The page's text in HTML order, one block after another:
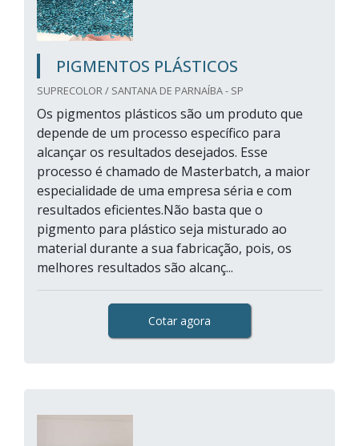
PIGMENTOS PLÁSTICOS
SUPRECOLOR / SANTANA DE PARNAÍBA - SP
Os pigmentos plásticos são um produto que
depende de um processo específico para
alcançar os resultados desejados. Esse
processo é chamado de Masterbatch, a maior
especialidade de uma empresa séria e com
resultados eficientes.Não basta que o
pigmento para plástico seja misturado ao
material durante a sua fabricação, pois, os
melhores resultados são alcanç...
Cotar agora